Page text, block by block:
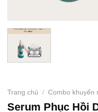
Trang chủ / Combo khuyến
Serum Phục Hồi